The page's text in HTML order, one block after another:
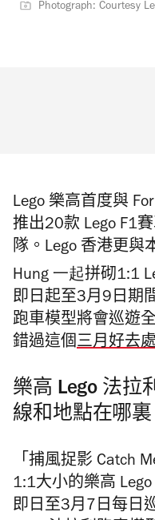
Photograph: Courtesy
Lego 樂高首度與
推出20款 Lego F1
隊。Lego 香港更與
Hung 一起拼砌1:1
即日起至3月9日期
跑車模型將會巡遊
錯過這個三月好去
樂高 Lego 法拉
線和地點在哪
「捕風捉影 Catch
1:1大小的樂高
即日至3月7日每日